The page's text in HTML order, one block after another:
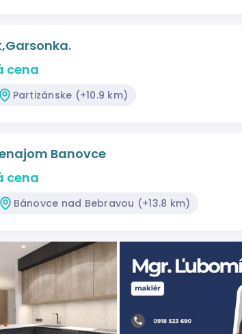
cena
Partizánske (+10.9 km)
Banovce
cena
Bánovce nad Bebravou (+13.8 km)